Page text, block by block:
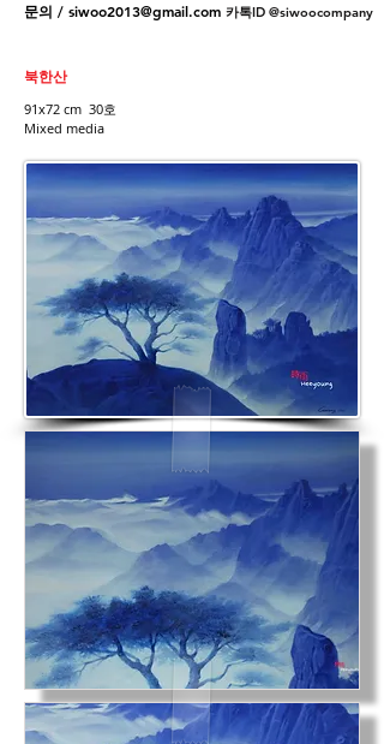
문의 / siwoo2013@gmail.com 카톡ID @siwoocompany
북한산
91x72 cm 30호
Mixed media